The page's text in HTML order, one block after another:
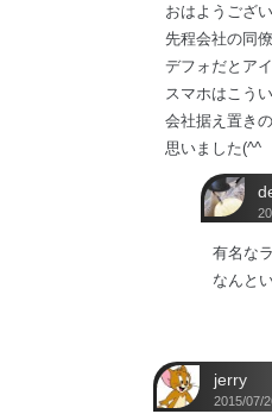
おはようござ
先程会社の同
デフォだとア
スマホはこう
会社据え置き
思いました(^^
有名な
なんと
jerry
2015/07/